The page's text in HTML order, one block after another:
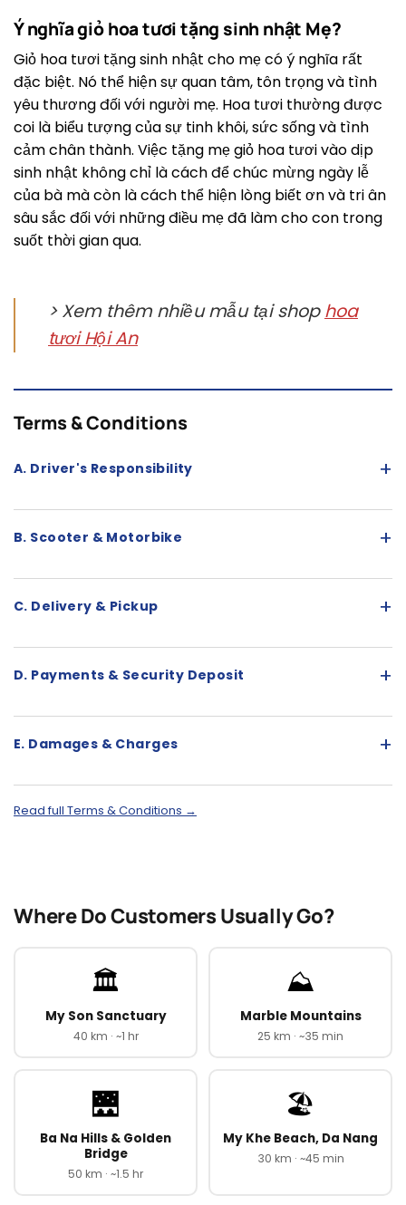
Ý nghĩa giỏ hoa tươi tặng sinh nhật Mẹ?
Giỏ hoa tươi tặng sinh nhật cho mẹ có ý nghĩa rất
đặc biệt. Nó thể hiện sự quan tâm, tôn trọng và tình
yêu thương đối với người mẹ. Hoa tươi thường được
coi là biểu tượng của sự tinh khôi, sức sống và tình
cảm chân thành. Việc tặng mẹ giỏ hoa tươi vào dịp
sinh nhật không chỉ là cách để chúc mừng ngày lễ
của bà mà còn là cách thể hiện lòng biết ơn và tri ân
sâu sắc đối với những điều mẹ đã làm cho con trong
suốt thời gian qua.
> Xem thêm nhiều mẫu tại shophoa
tươi Hội An
Terms & Conditions
A. Driver's Responsibility +
B. Scooter & Motorbike +
C. Delivery & Pickup +
D. Payments & Security Deposit +
E. Damages & Charges +
Read full Terms & Conditions →
Where Do Customers Usually Go?
🏛️
My Son Sanctuary
40 km · ~1 hr
⛰️
Marble Mountains
25 km · ~35 min
🌉
Ba Na Hills & Golden
Bridge
50 km · ~1.5 hr
🏖️
My Khe Beach, Da Nang
30 km · ~45 min